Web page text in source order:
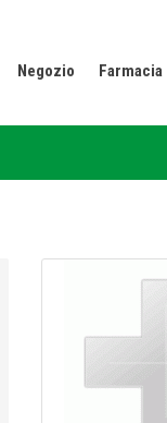
Negozio Farmacia